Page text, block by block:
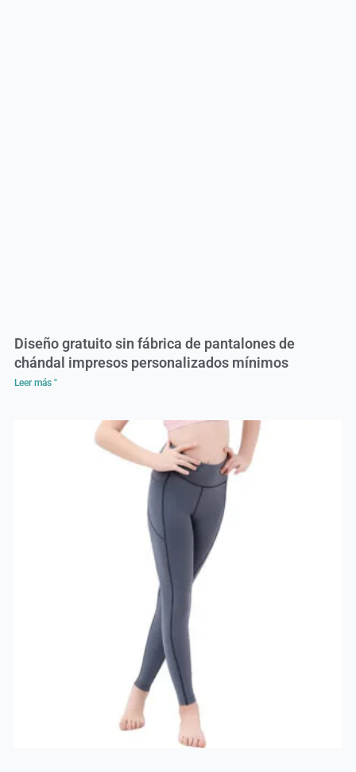
Diseño gratuito sin fábrica de pantalones de
chándal impresos personalizados mínimos
Leer más "